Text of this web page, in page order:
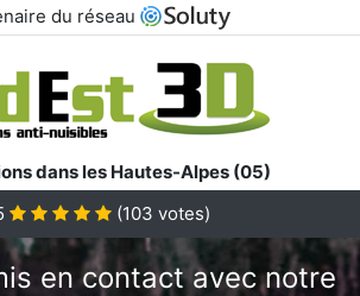
du réseau
dans les Hautes-Alpes (05)
(103 votes)
en contact avec notre